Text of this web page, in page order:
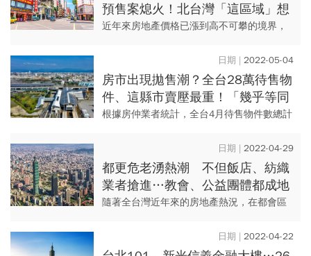
預售案熄火！北台灣「這區域」想
買新建案「是有錢都買不到」
近年來房地產價格已漲到高不可攀的境界，
的影響，房市熱度似有降溫，日前公布的4月
全台六都建物買賣移轉棟數...
2022-05-04
房市出現拋售潮？全台28萬待售物
件、這縣市賣壓最重！「幾乎等同
雙北總量」
根據房仲業者統計，全台4月待售物件數總計
最多，新北、桃園及台北則以約2至3萬筆緊
追在後，若以台中約...
2022-04-29
都更危老湧熱潮 不但飯店、紡織
業者搶進…教會、公益團體都成地
主
隨著全台灣近年來的房地產熱況，在都會區
建築物成為都更或危老重建的目標，因此，
有不少在都會區坐擁大面積土...
2022-04-22